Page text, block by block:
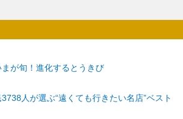
が旬！進化するとうきび
人が選ぶ“遠くても行きたい名店”ベスト